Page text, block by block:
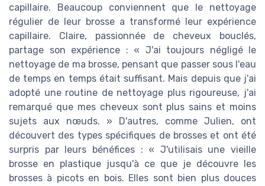
capillaire. Beaucoup conviennent que le nettoyage
régulier de leur brosse a transformé leur expérience
capillaire. Claire, passionnée de cheveux bouclés,
partage son expérience : « J'ai toujours négligé le
nettoyage de ma brosse, pensant que passer sous l'eau
de temps en temps était suffisant. Mais depuis que j'ai
adopté une routine de nettoyage plus rigoureuse, j'ai
remarqué que mes cheveux sont plus sains et moins
sujets aux nœuds. » D'autres, comme Julien, ont
découvert des types spécifiques de brosses et ont été
surpris par leurs bénéfices : « J'utilisais une vieille
brosse en plastique jusqu'à ce que je découvre les
brosses à picots en bois. Elles sont bien plus douces